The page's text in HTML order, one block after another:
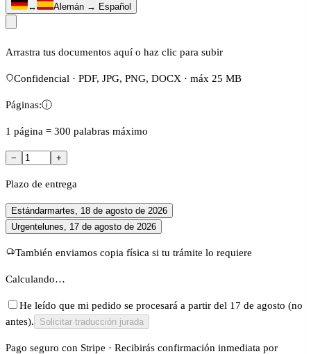
↔
Alemán → Español
Arrastra tus documentos aquí o haz clic para subir
Confidencial · PDF, JPG, PNG, DOCX · máx 25 MB
Páginas:ⓘ
1 página = 300 palabras máximo
− +
Plazo de entrega
Estándarmartes, 18 de agosto de 2026
Urgentelunes, 17 de agosto de 2026
También enviamos copia física si tu trámite lo requiere
Calculando…
He leído que mi pedido se procesará a partir del 17 de agosto (no
antes).
Solicitar traducción jurada
Pago seguro con Stripe · Recibirás confirmación inmediata por